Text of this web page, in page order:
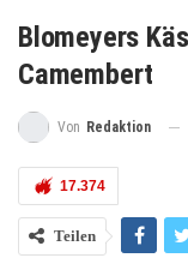
Blomeyers
Camembert
Von Redaktion
17.374
Teilen